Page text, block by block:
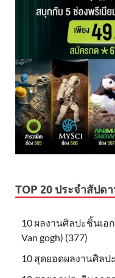
TOP 20 ประจำสัปด
10 ผลงานศิลปะชิ้นเอ
Van gogh) (377)
10 สุดยอดผลงานศิลป